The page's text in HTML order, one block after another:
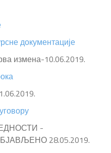
документације
измена-10.06.2019.
-
28.05.2019.